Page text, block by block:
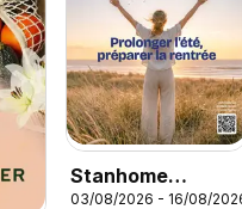
Stanhome
03/08/2026 - 16/08/2026